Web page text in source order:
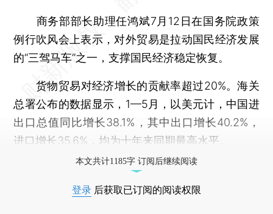
商务部部长助理任鸿斌7月12日在国务院政策
例行吹风会上表示，对外贸易是拉动国民经济发展
的“三驾马车”之一，支撑国民经济稳定恢复。
货物贸易对经济增长的贡献率超过20%。海关
总署公布的数据显示，1—5月，以美元计，中国进
出口总值同比增长38.1%，其中出口增长40.2%，
进口增长35.6%，均为十年来同期最高水平。
本文共计1185字 订阅后继续阅读
登录 后获取已订阅的阅读权限